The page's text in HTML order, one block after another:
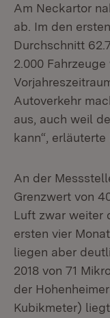
Am Neckartor
ab. Im den
Durchschnitt
2.000
Autoverkehr
aus, auch weil
kann“, erläuterte
An der
Grenzwert von
Luft zwar weiter
ersten vier
liegen aber
2018 von 71
der
Kubikmeter)